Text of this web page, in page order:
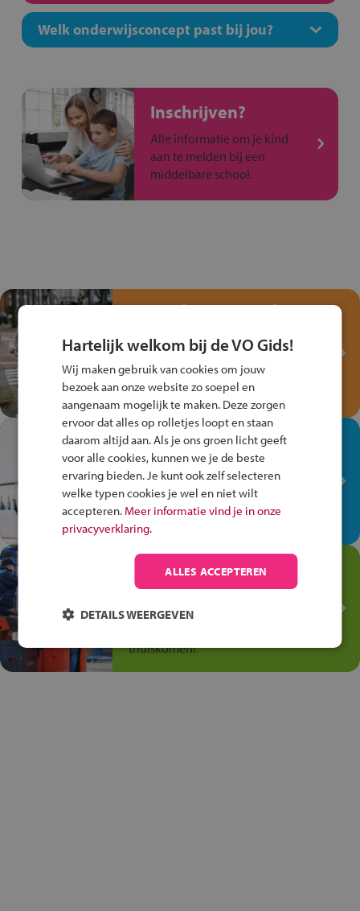
Welk onderwijsconcept past bij jou?
Inschrijven?
Alle informatie om je kind
aan te melden bij een
middelbare school.
Test je kennis met het
Verkeersspel!
Speel het Fiets Veilig Verkeersspel
en win een Cortina-fiets!
In de winkel ben je op je
plek!
Ontdek via het vmbo jouw talent
op de winkelvloer, waar elke dag
anders is!
Jouw talent in de
Transport en Logistiek
Kies voor vmbo Transport en
thuiskomen!
Hartelijk welkom bij de VO Gids!
Wij maken gebruik van cookies om jouw
bezoek aan onze website zo soepel en
aangenaam mogelijk te maken. Deze zorgen
ervoor dat alles op rolletjes loopt en staan
daarom altijd aan. Als je ons groen licht geeft
voor alle cookies, kunnen we je de beste
ervaring bieden. Je kunt ook zelf selecteren
welke typen cookies je wel en niet wilt
accepteren. Meer informatie vind je in onze
privacyverklaring.
ALLES ACCEPTEREN
DETAILS WEERGEVEN